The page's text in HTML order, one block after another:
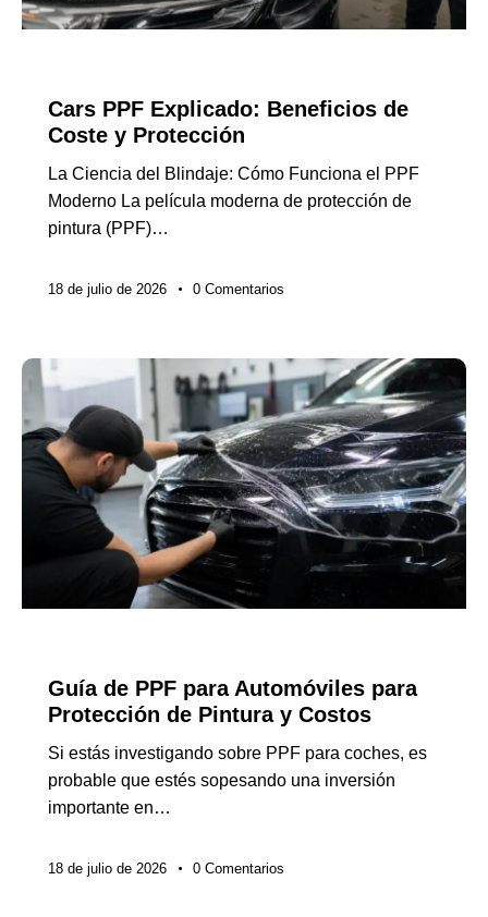
Cars PPF Explicado: Beneficios de
Coste y Protección
La Ciencia del Blindaje: Cómo Funciona el PPF
Moderno La película moderna de protección de
pintura (PPF)…
18 de julio de 2026 0 Comentarios
Guía de PPF para Automóviles para
Protección de Pintura y Costos
Si estás investigando sobre PPF para coches, es
probable que estés sopesando una inversión
importante en…
18 de julio de 2026 0 Comentarios